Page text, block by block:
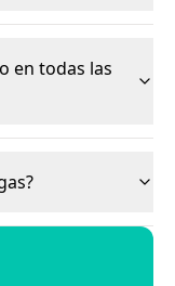
en todas las